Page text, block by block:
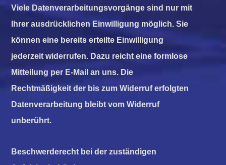
Viele Datenverarbeitungsvorgänge sind nur mit
Ihrer ausdrücklichen Einwilligung möglich. Sie
können eine bereits erteilte Einwilligung
jederzeit widerrufen. Dazu reicht eine formlose
Mitteilung per E-Mail an uns. Die
Rechtmäßigkeit der bis zum Widerruf erfolgten
Datenverarbeitung bleibt vom Widerruf
unberührt.
Beschwerderecht bei der zuständigen